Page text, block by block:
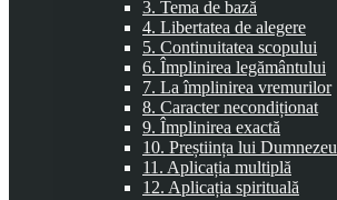
3. Tema de bază
4. Libertatea de alegere
5. Continuitatea scopului
6. Împlinirea legământului
7. La împlinirea vremurilor
8. Caracter necondiționat
9. Împlinirea exactă
10. Preștiința lui Dumnezeu
11. Aplicația multiplă
12. Aplicația spirituală